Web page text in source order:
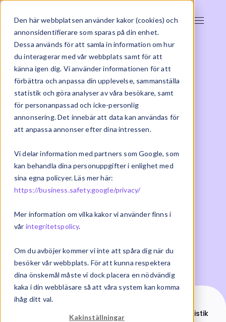
Den här webbplatsen använder kakor (cookies) och
annonsidentifierare som sparas på din enhet.
Dessa används för att samla in information om hur
du interagerar med vår webbplats samt för att
känna igen dig. Vi använder informationen för att
förbättra och anpassa din upplevelse, sammanställa
statistik och göra analyser av våra besökare, samt
för personanpassad och icke-personlig
annonsering. Det innebär att data kan användas för
att anpassa annonser efter dina intressen.
Vi delar information med partners som Google, som
kan behandla dina personuppgifter i enlighet med
sina egna policyer. Läs mer här:
https://business.safety.google/privacy/
Mer information om vilka kakor vi använder finns i
vår integritetspolicy.
Om du avböjer kommer vi inte att spåra dig när du
besöker vår webbplats. För att kunna respektera
dina önskemål måste vi dock placera en nödvändig
kaka i din webbläsare så att våra system kan komma
ihåg ditt val.
Kakinställningar
IT-säkerhet för inköp &
logistik
– i samarbete med Silf och
Seclight
On-demand IT-säkerhet för inköp & logistik